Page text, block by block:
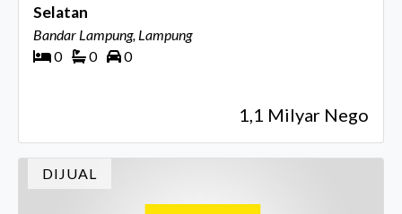
Selatan
Bandar Lampung, Lampung
0
0 0
1,1 Milyar Nego
DIJUAL